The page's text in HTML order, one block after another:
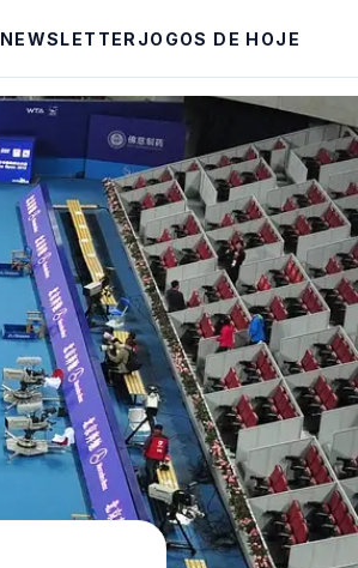
NEWSLETTER JOGOS DE HOJE